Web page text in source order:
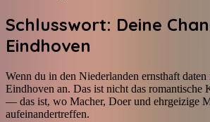
Schlusswort: Deine
Eindhoven
Wenn du in den Niederlanden ernsthaft daten
Eindhoven an. Das ist nicht das romantische
— das ist, wo Macher, Doer und ehrgeizige
aufeinandertreffen.